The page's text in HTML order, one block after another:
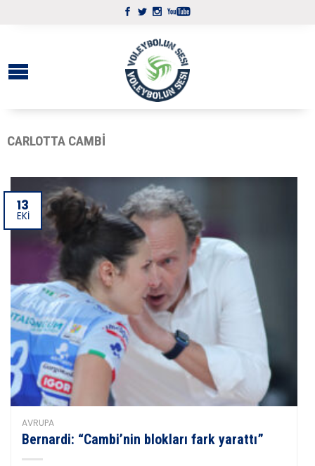
CARLOTTA CAMBI
13
EKI
AVRUPA
Bernardi: “Cambi’nin blokları fark yarattı”